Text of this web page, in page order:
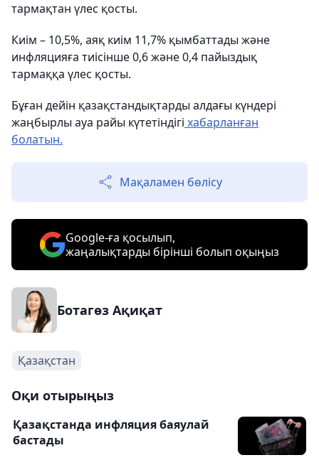
тармақтан үлес қосты.
Киім – 10,5%, аяқ киім 11,7% қымбаттады және
инфляцияға тиісінше 0,6 және 0,4 пайыздық
тармаққа үлес қосты.
Бұған дейін қазақстандықтарды алдағы күндері
жаңбырлы ауа райы күтетіндігі хабарланған
болатын.
Мақаламен бөлісу
Google-ға қосылып,
жаңалықтарды бірінші болып оқыңыз
Ботагөз Ақиқат
Қазақстан
Оқи отырыңыз
Қазақстанда инфляция баяулай
бастады